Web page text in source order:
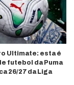
Ultimate: esta é
futebol da Puma
26/27 da Liga